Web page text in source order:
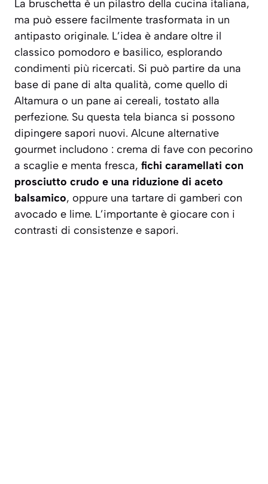
La bruschetta è un pilastro della cucina italiana,
ma può essere facilmente trasformata in un
antipasto originale. L’idea è andare oltre il
classico pomodoro e basilico, esplorando
condimenti più ricercati. Si può partire da una
base di pane di alta qualità, come quello di
Altamura o un pane ai cereali, tostato alla
perfezione. Su questa tela bianca si possono
dipingere sapori nuovi. Alcune alternative
gourmet includono : crema di fave con pecorino
a scaglie e menta fresca, fichi caramellati con
prosciutto crudo e una riduzione di aceto
balsamico, oppure una tartare di gamberi con
avocado e lime. L’importante è giocare con i
contrasti di consistenze e sapori.